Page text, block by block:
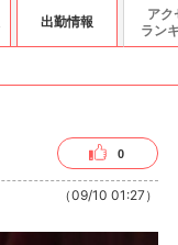
出勤情報
アク
ラン
0
（09/10 01:27）